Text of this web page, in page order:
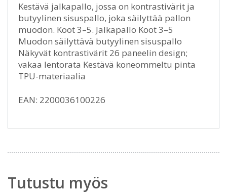
Kestävä jalkapallo, jossa on kontrastivärit ja
butyylinen sisuspallo, joka säilyttää pallon
muodon. Koot 3–5. Jalkapallo Koot 3–5
Muodon säilyttävä butyylinen sisuspallo
Näkyvät kontrastivärit 26 paneelin design;
vakaa lentorata Kestävä koneommeltu pinta
TPU-materiaalia
EAN: 2200036100226
Tutustu myös